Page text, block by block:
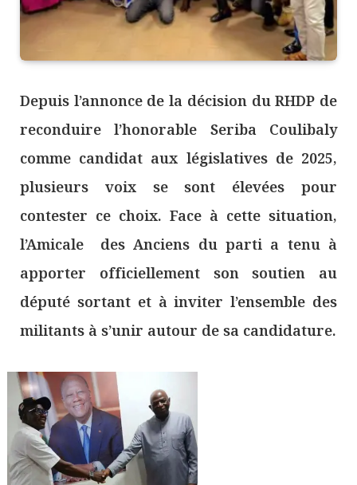
Depuis l’annonce de la décision du RHDP de
reconduire l’honorable Seriba Coulibaly
comme candidat aux législatives de 2025,
plusieurs voix se sont élevées pour
contester ce choix. Face à cette situation,
l’Amicale des Anciens du parti a tenu à
apporter officiellement son soutien au
député sortant et à inviter l’ensemble des
militants à s’unir autour de sa candidature.